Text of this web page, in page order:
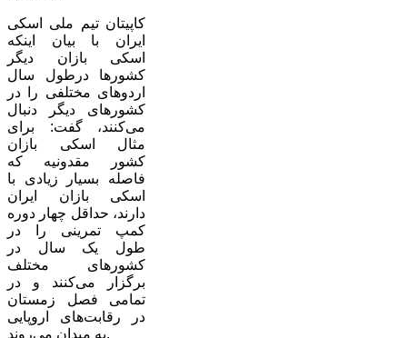
کاپیتان تیم ملی اسکی
ایران با بیان اینکه
اسکی بازان دیگر
کشورها درطول سال
اردوهای مختلفی را در
کشورهای دیگر دنبال
می‌کنند، گفت: برای
مثال اسکی بازان
کشور مقدونیه که
فاصله بسیار زیادی با
اسکی بازان ایران
دارند، حداقل چهار دوره
کمپ تمرینی را در
طول یک سال در
کشورهای مختلف
برگزار می‌کنند و در
تمامی فصل زمستان
در رقابت‌های اروپایی
به میدان می‌روند.